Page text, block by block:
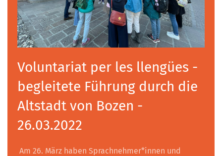
Voluntariat per les llengües -
begleitete Führung durch die
Altstadt von Bozen -
26.03.2022
Am 26. März haben Sprachnehmer*innen und